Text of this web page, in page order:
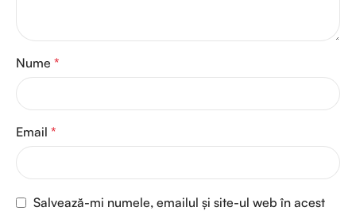
Nume *
Email *
Salvează-mi numele, emailul și site-ul web în acest